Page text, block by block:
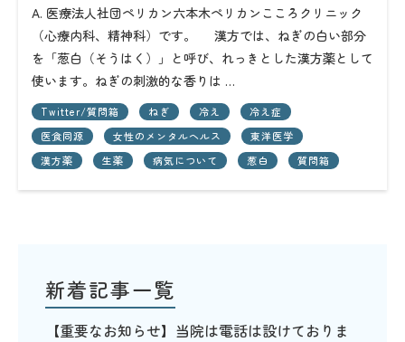
A. 医療法人社団ペリカン六本木ペリカンこころクリニック
（心療内科、精神科）です。 漢方では、ねぎの白い部分
を「葱白（そうはく）」と呼び、れっきとした漢方薬として
使います。ねぎの刺激的な香りは …
Twitter/質問箱 ねぎ 冷え
冷え症
医食同源
女性のメンタルヘルス
東洋医学
漢方薬
生薬 病気について 葱白 質問箱
新着記事一覧
【重要なお知らせ】当院は電話は設けておりま